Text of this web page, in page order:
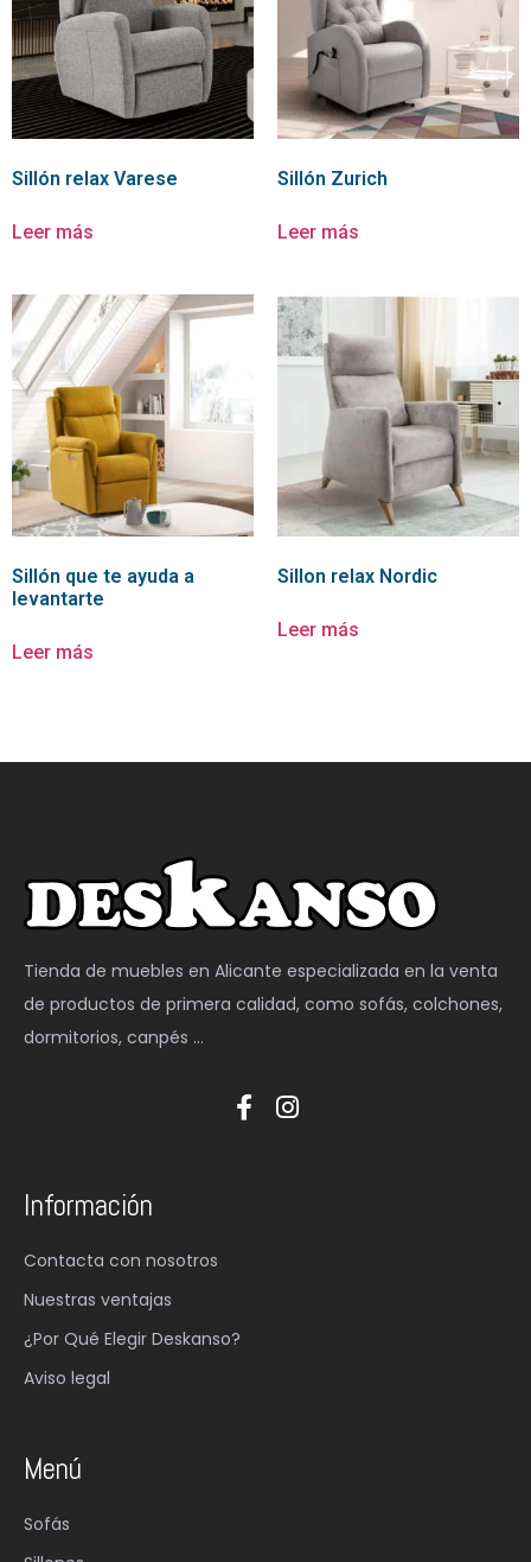
Sillón relax Varese
Leer más
Sillón Zurich
Leer más
Sillón que te ayuda a
levantarte
Leer más
Sillon relax Nordic
Leer más
Tienda de muebles en Alicante especializada en la venta
de productos de primera calidad, como sofás, colchones,
dormitorios, canpés …
Información
Contacta con nosotros
Nuestras ventajas
¿Por Qué Elegir Deskanso?
Aviso legal
Menú
Sofás